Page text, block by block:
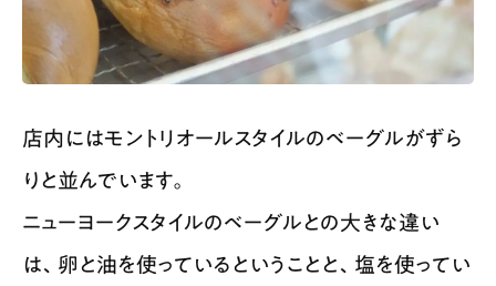
店内にはモントリオールスタイルのベーグルがずら
りと並んでいます。
ニューヨークスタイルのベーグルとの大きな違い
は、卵と油を使っているということと、塩を使ってい